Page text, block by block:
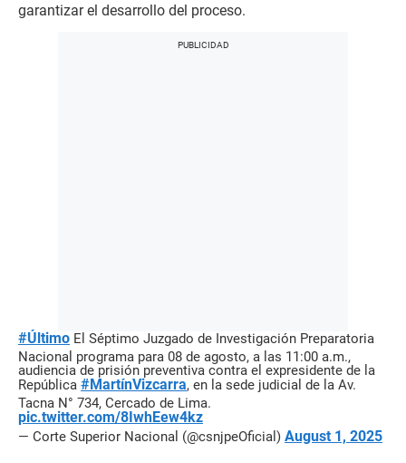
garantizar el desarrollo del proceso.
#Último El Séptimo Juzgado de Investigación Preparatoria
Nacional programa para 08 de agosto, a las 11:00 a.m.,
audiencia de prisión preventiva contra el expresidente de la
República #MartínVizcarra, en la sede judicial de la Av.
Tacna N° 734, Cercado de Lima.
pic.twitter.com/8IwhEew4kz
— Corte Superior Nacional (@csnjpeOficial) August 1, 2025